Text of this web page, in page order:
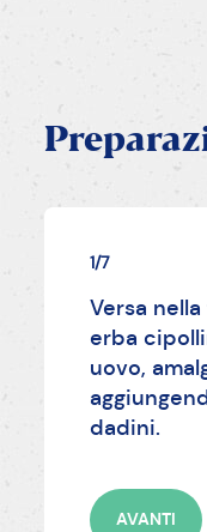
1/7
Versa
erba
uovo,
dadini.
AVANTI